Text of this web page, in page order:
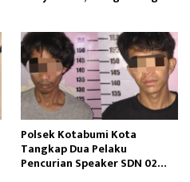
Polsek Kotabumi Kota
Tangkap Dua Pelaku
Pencurian Speaker SDN 02